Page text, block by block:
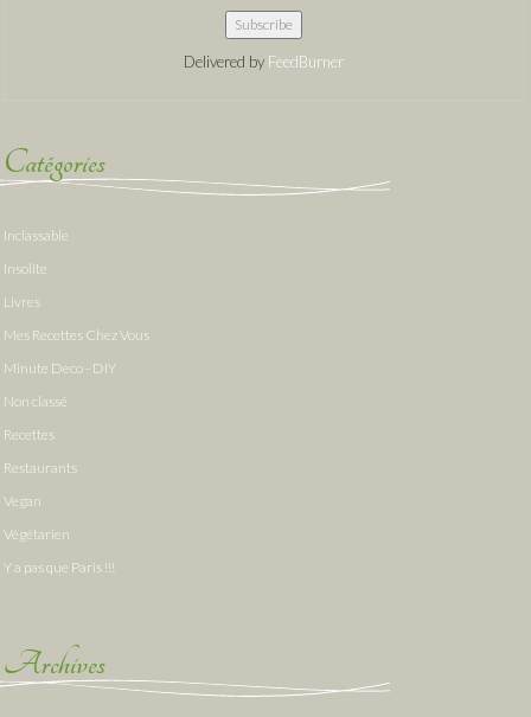
Delivered by FeedBurner
Catégories
Inclassable
Insolite
Livres
Mes Recettes Chez Vous
Minute Deco - DIY
Non classé
Recettes
Restaurants
Vegan
Végétarien
Y a pas que Paris !!!
Archives